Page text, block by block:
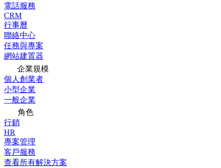
電話服務
CRM
行事曆
聯絡中心
任務與專案
網站建置器
企業規模
個人創業者
小型企業
一般企業
角色
行銷
HR
專案管理
客戶服務
查看所有解決方案